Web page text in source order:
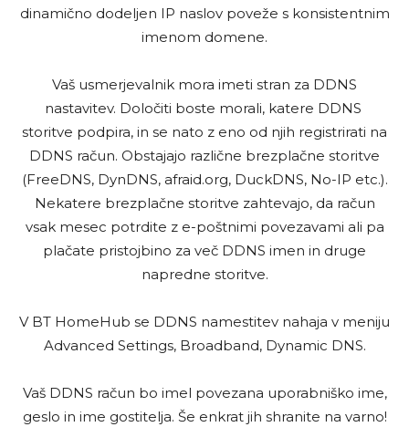
dinamično dodeljen IP naslov poveže s konsistentnim
imenom domene.
Vaš usmerjevalnik mora imeti stran za DDNS
nastavitev. Določiti boste morali, katere DDNS
storitve podpira, in se nato z eno od njih registrirati na
DDNS račun. Obstajajo različne brezplačne storitve
(FreeDNS, DynDNS, afraid.org, DuckDNS, No-IP etc.).
Nekatere brezplačne storitve zahtevajo, da račun
vsak mesec potrdite z e-poštnimi povezavami ali pa
plačate pristojbino za več DDNS imen in druge
napredne storitve.
V BT HomeHub se DDNS namestitev nahaja v meniju
Advanced Settings, Broadband, Dynamic DNS.
Vaš DDNS račun bo imel povezana uporabniško ime,
geslo in ime gostitelja. Še enkrat jih shranite na varno!